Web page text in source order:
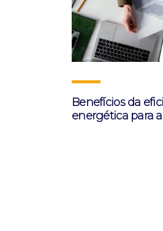
Benefícios da
energética para